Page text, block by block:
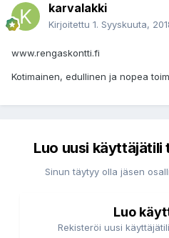
karvalakki
Kirjoitettu 1. Syyskuuta,
www.rengaskontti.fi
Kotimainen, edullinen ja nopea
Luo uusi käyttäjätili
Sinun täytyy olla jäsen
Luo
Rekisteröi uusi